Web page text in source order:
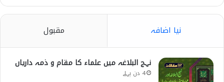
نیا اضافہ مقبول
نہج البلاغہ میں علماء کا مقام و ذمہ داریاں
4 دن پہلے